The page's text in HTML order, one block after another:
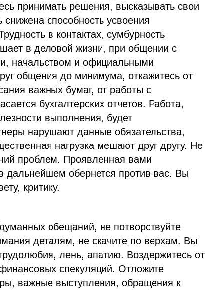
принимать решения, высказывать свои
способность усвоения
в контактах, сумбурность
в деловой жизни, при общении с
начальством и официальными
общения до минимума, откажитесь от
важных бумаг, от работы с
бухгалтерских отчетов. Работа,
выполнения, будет
нарушают данные обязательства,
нагрузка мешают друг другу. Не
проблем. Проявленная вами
дальнейшем обернется против вас. Вы
критику.
обещаний, не потворствуйте
деталям, не скачите по верхам. Вы
лень, апатию. Воздержитесь от
спекуляций. Отложите
важные выступления, обращения к